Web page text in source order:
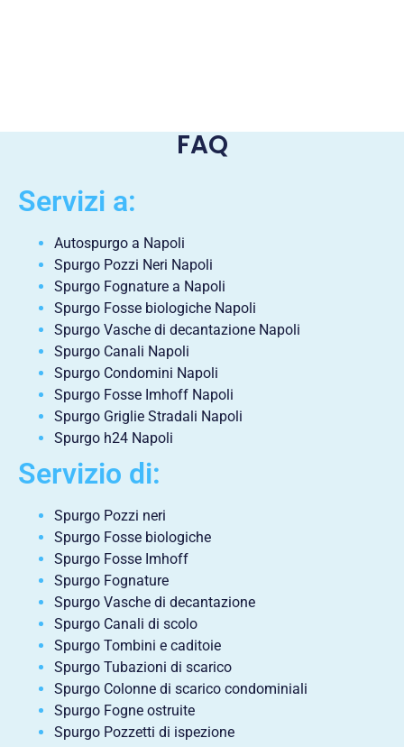
FAQ
Servizi a:
Autospurgo a Napoli
Spurgo Pozzi Neri Napoli
Spurgo Fognature a Napoli
Spurgo Fosse biologiche Napoli
Spurgo Vasche di decantazione Napoli
Spurgo Canali Napoli
Spurgo Condomini Napoli
Spurgo Fosse Imhoff Napoli
Spurgo Griglie Stradali Napoli
Spurgo h24 Napoli
Servizio di:
Spurgo Pozzi neri
Spurgo Fosse biologiche
Spurgo Fosse Imhoff
Spurgo Fognature
Spurgo Vasche di decantazione
Spurgo Canali di scolo
Spurgo Tombini e caditoie
Spurgo Tubazioni di scarico
Spurgo Colonne di scarico condominiali
Spurgo Fogne ostruite
Spurgo Pozzetti di ispezione